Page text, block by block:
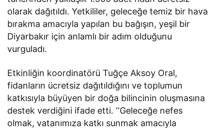
olarak dağıtıldı. Yetkililer, geleceğe temiz bir hava
bırakma amacıyla yapılan bu bağışın, yeşil bir
Diyarbakır için anlamlı bir adım olduğunu
vurguladı.
Etkinliğin koordinatörü Tuğçe Aksoy Oral,
fidanların ücretsiz dağıtıldığını ve toplumun
katkısıyla büyüyen bir doğa bilincinin oluşmasına
destek verdiğini ifade etti. ‘‘Geleceğe nefes
olmak, vatanımıza katkı sunmak amacıyla